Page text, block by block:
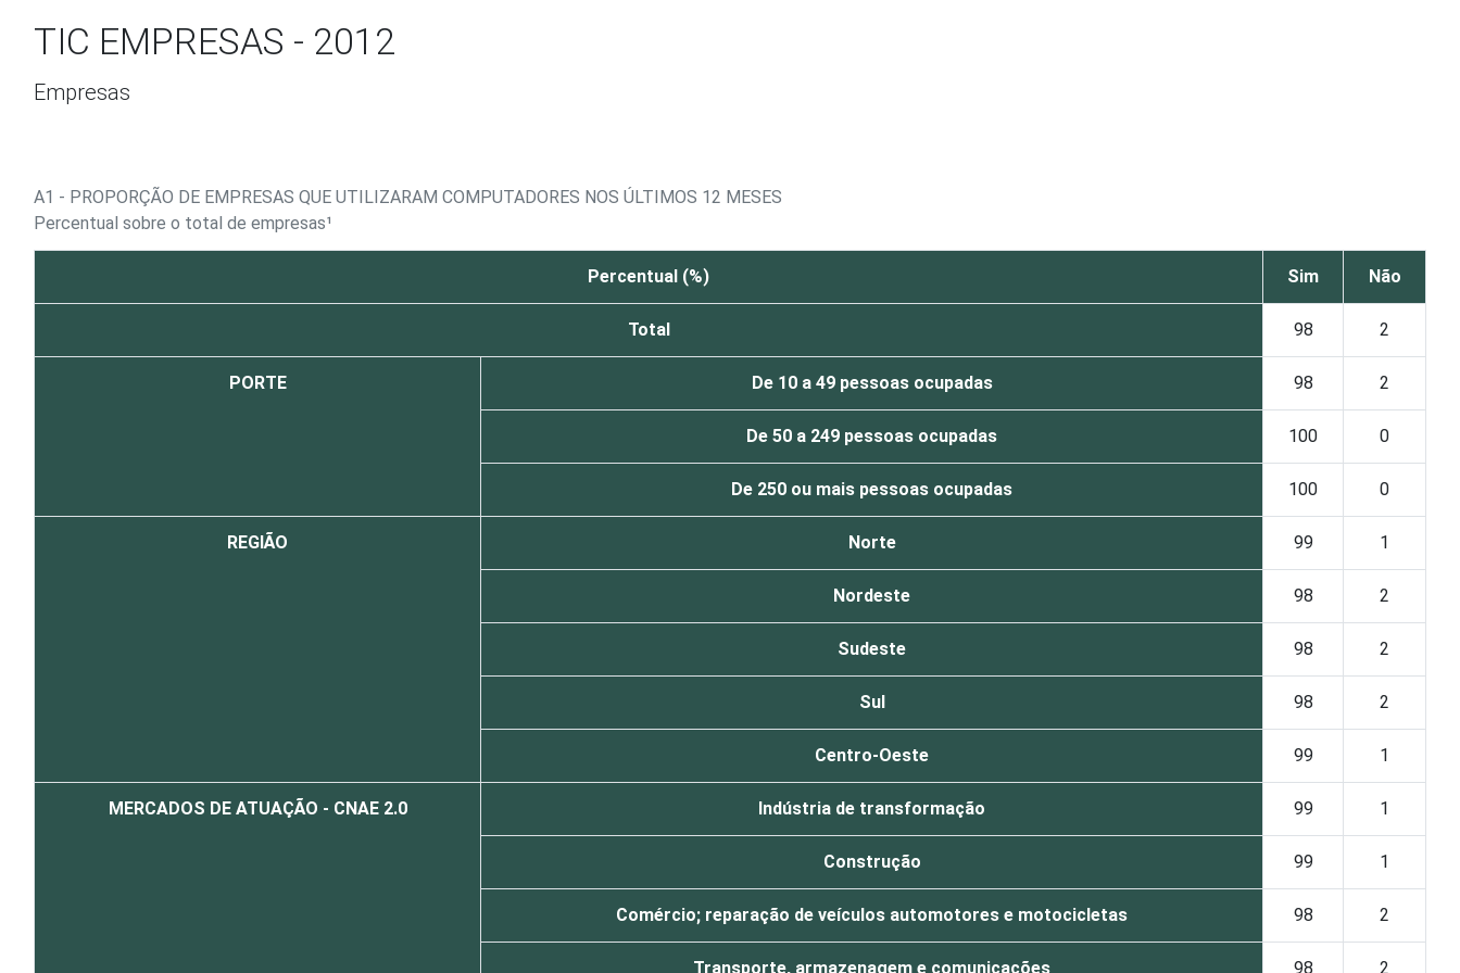
TIC EMPRESAS - 2012
Empresas
A1 - PROPORÇÃO DE EMPRESAS QUE UTILIZARAM COMPUTADORES NOS ÚLTIMOS 12 MESES
Percentual sobre o total de empresas¹
Percentual (%) Sim Não
Total 98 2
PORTE De 10 a 49 pessoas ocupadas 98 2
De 50 a 249 pessoas ocupadas 100 0
De 250 ou mais pessoas ocupadas 100 0
REGIÃO Norte 99 1
Nordeste 98 2
Sudeste 98 2
Sul 98 2
Centro-Oeste 99 1
MERCADOS DE ATUAÇÃO - CNAE 2.0 Indústria de transformação 99 1
Construção 99 1
Comércio; reparação de veículos automotores e motocicletas 98 2
Transporte, armazenagem e comunicações 98 2